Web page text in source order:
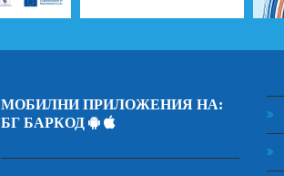
МОБИЛНИ ПРИЛОЖЕНИЯ НА:
БГ БАРКОД